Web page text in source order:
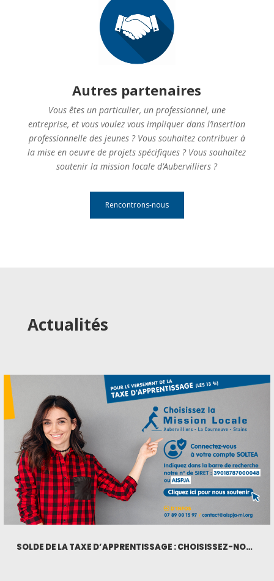
Autres partenaires
Vous êtes un particulier, un professionnel, une
entreprise, et vous voulez vous impliquer dans l’insertion
professionnelle des jeunes ? Vous souhaitez contribuer à
la mise en oeuvre de projets spécifiques ? Vous souhaitez
soutenir la mission locale d’Aubervilliers ?
Rencontrons-nous
Actualités
SOLDE DE LA TAXE D’APPRENTISSAGE : CHOISISSEZ-NOUS